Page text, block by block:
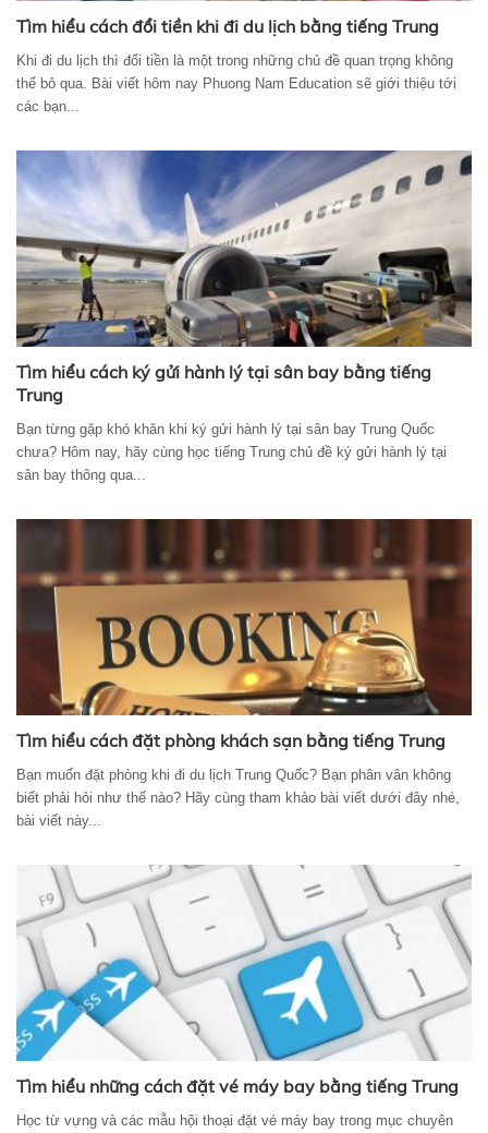
Tìm hiểu cách đổi tiền khi đi du lịch bằng tiếng Trung
Khi đi du lịch thì đổi tiền là một trong những chủ đề quan trọng không
thể bỏ qua. Bài viết hôm nay Phuong Nam Education sẽ giới thiệu tới
các bạn...
Tìm hiểu cách ký gửi hành lý tại sân bay bằng tiếng
Trung
Bạn từng gặp khó khăn khi ký gửi hành lý tại sân bay Trung Quốc
chưa? Hôm nay, hãy cùng học tiếng Trung chủ đề ký gửi hành lý tại
sân bay thông qua...
Tìm hiểu cách đặt phòng khách sạn bằng tiếng Trung
Bạn muốn đặt phòng khi đi du lịch Trung Quốc? Bạn phân vân không
biết phải hỏi như thế nào? Hãy cùng tham khảo bài viết dưới đây nhé,
bài viết này...
Tìm hiểu những cách đặt vé máy bay bằng tiếng Trung
Học từ vựng và các mẫu hội thoại đặt vé máy bay trong mục chuyên